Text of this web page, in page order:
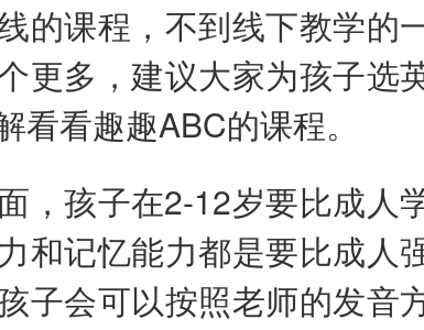
的课程，不到线下教学的
更多，建议大家为孩子选
看看趣趣ABC的课程。
孩子在2-12岁要比成人
和记忆能力都是要比成人
子会可以按照老师的发音